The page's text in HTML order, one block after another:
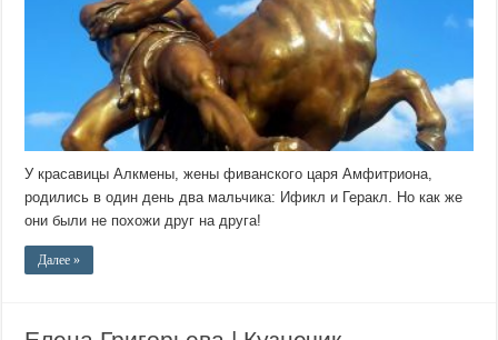
У красавицы Алкмены, жены фиванского царя Амфитриона,
родились в один день два мальчика: Ификл и Геракл. Но как же
они были не похожи друг на друга!
Далее »